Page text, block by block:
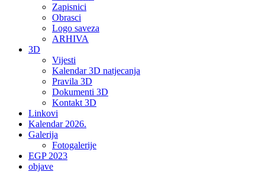
Zapisnici
Obrasci
Logo saveza
ARHIVA
3D
Vijesti
Kalendar 3D natjecanja
Pravila 3D
Dokumenti 3D
Kontakt 3D
Linkovi
Kalendar 2026.
Galerija
Fotogalerije
EGP 2023
objave